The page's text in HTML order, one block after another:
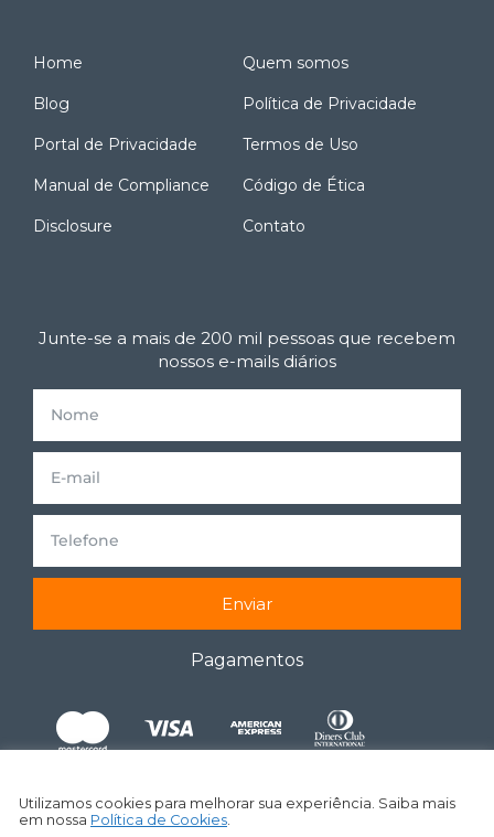
Home Quem somos
Blog Política de Privacidade
Portal de Privacidade Termos de Uso
Manual de Compliance Código de Ética
Disclosure Contato
Junte-se a mais de 200 mil pessoas que recebem
nossos e-mails diários
Enviar
Pagamentos
Utilizamos cookies para melhorar sua experiência. Saiba mais
em nossa Política de Cookies